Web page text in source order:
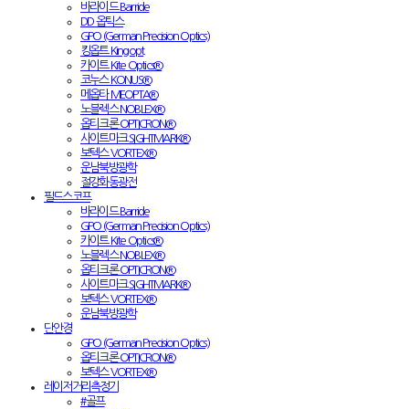
바라이드 Barride
DD 옵틱스
GPO (German Precision Optics)
킹옵트 Kingopt
카이트 Kite Optics®
코누스 KONUS®
메옵타 MEOPTA®
노블렉스 NOBLEX®
옵티크론 OPTICRON®
사이트마크 SIGHTMARK®
보텍스 VORTEX®
운남북방광학
절강화동광전
필드스코프
바라이드 Barride
GPO (German Precision Optics)
카이트 Kite Optics®
노블렉스 NOBLEX®
옵티크론 OPTICRON®
사이트마크 SIGHTMARK®
보텍스 VORTEX®
운남북방광학
단안경
GPO (German Precision Optics)
옵티크론 OPTICRON®
보텍스 VORTEX®
레이저거리측정기
#골프